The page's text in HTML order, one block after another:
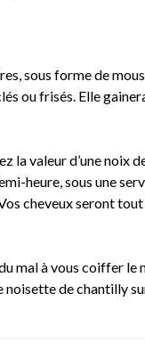
sous forme de
ou frisés. Elle
la valeur d’une noix
heure, sous une
cheveux seront
mal à vous coiffer le
de chantilly